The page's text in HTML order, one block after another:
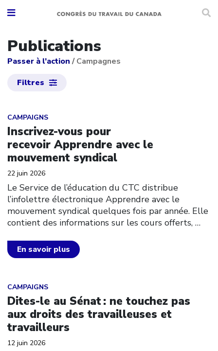
Publications
Passer à l’action /Campagnes
Filtres
CAMPAIGNS
Inscrivez-vous pour
recevoir Apprendre avec le
mouvement syndical
22 juin 2026
Le Service de l’éducation du CTC distribue
l’infolettre électronique Apprendre avec le
mouvement syndical quelques fois par année. Elle
contient des informations sur les cours offerts, …
En savoir plus
CAMPAIGNS
Dites-le au Sénat : ne touchez pas
aux droits des travailleuses et
travailleurs
12 juin 2026
Click to open the link